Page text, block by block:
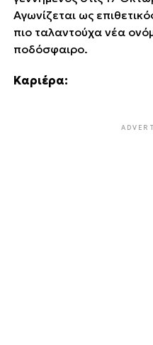
Αγωνίζεται ως
πιο ταλαντούχα νέα
ποδόσφαιρο.
Καριέρα: